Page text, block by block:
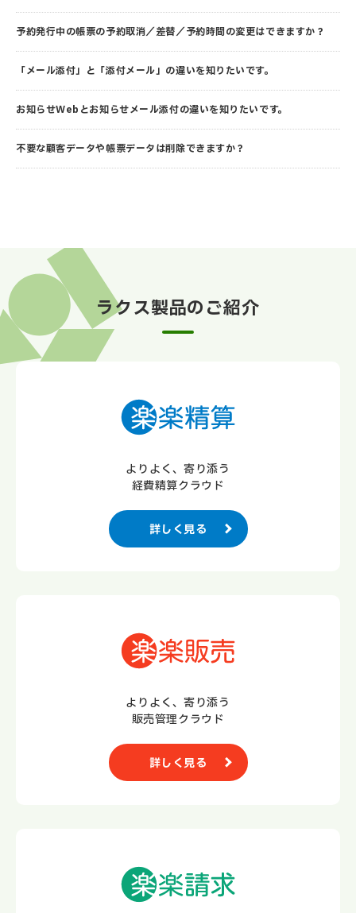
予約発行中の帳票の予約取消／差替／予約時間の変更はできますか？
「メール添付」と「添付メール」の違いを知りたいです。
お知らせWebとお知らせメール添付の違いを知りたいです。
不要な顧客データや帳票データは削除できますか？
ラクス製品のご紹介
よりよく、寄り添う
経費精算クラウド
詳しく見る
よりよく、寄り添う
販売管理クラウド
詳しく見る